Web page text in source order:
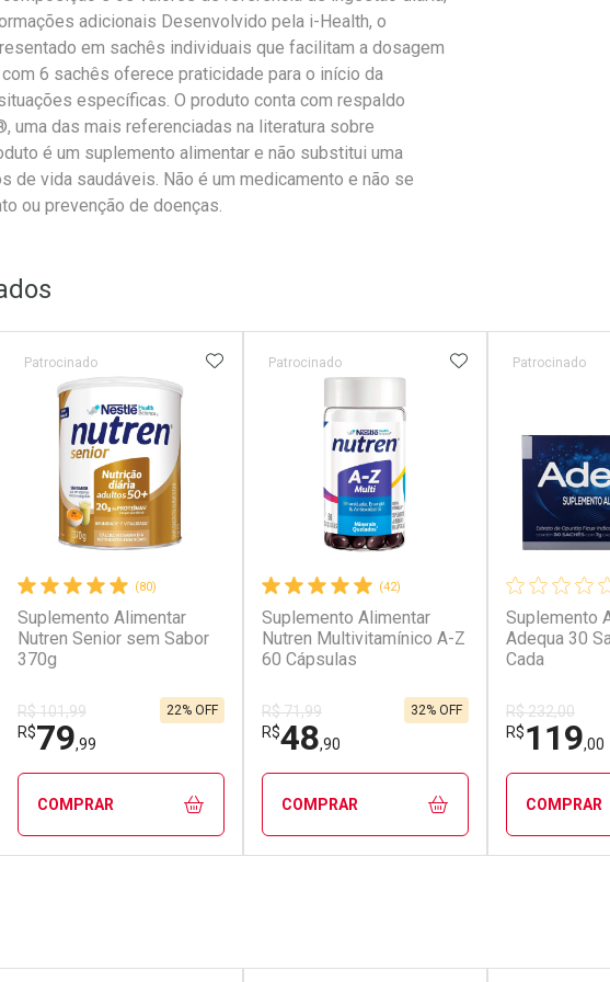
adicionais Desenvolvido pela i-Health, o
em sachês individuais que facilitam a dosagem
6 sachês oferece praticidade para o início da
específicas. O produto conta com respaldo
uma das mais referenciadas na literatura sobre
é um suplemento alimentar e não substitui uma
de vida saudáveis. Não é um medicamento e não se
ou prevenção de doenças.
AOS FAVORITOS
(80)
Suplemento Alimentar
Nutren Senior sem Sabor
370g
Patrocinado
R$ 101,99
R$79,99
22% OFF
ADICIONAR AOS FAVORITOS
COMPRAR
(42)
Suplemento Alimentar
Nutren Multivitamínico A-Z
60 Cápsulas
Patrocinado
R$ 71,99
R$48,90
32% OFF
ADICIONAR AOS
COMPRAR
Suplemento
Adequa 30
Cada
Patrocinado
R$ 232,00
R$119,00
COMPRAR